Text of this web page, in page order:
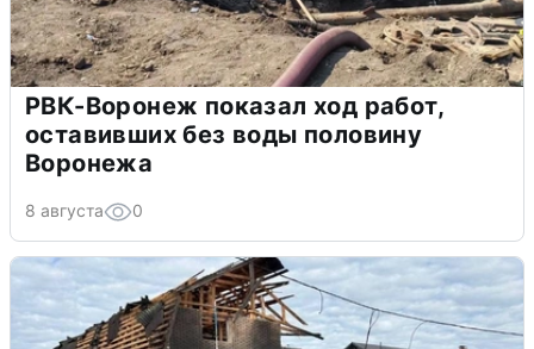
РВК-Воронеж показал ход работ,
оставивших без воды половину
Воронежа
8 августа 0